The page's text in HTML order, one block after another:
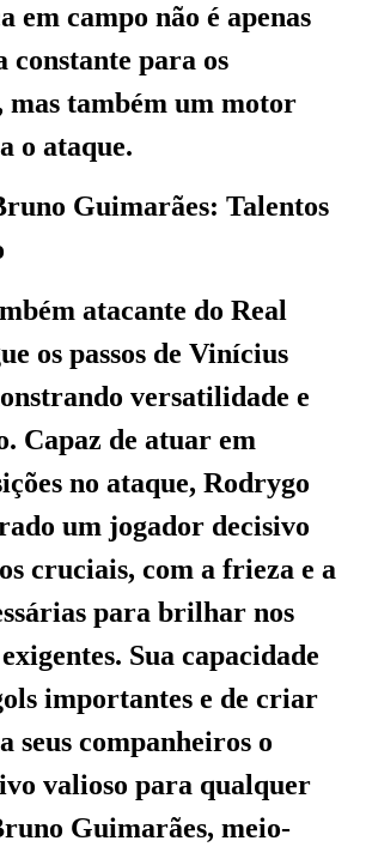
em campo não é apenas
constante para os
mas também um motor
o ataque.
Guimarães: Talentos
atacante do Real
os passos de Vinícius
versatilidade e
Capaz de atuar em
no ataque, Rodrygo
um jogador decisivo
cruciais, com a frieza e a
para brilhar nos
Sua capacidade
importantes e de criar
seus companheiros o
valioso para qualquer
Guimarães, meio-